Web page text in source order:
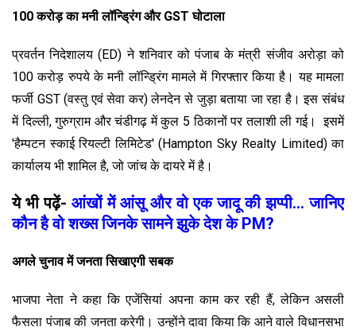
100 करोड़ का मनी लॉन्ड्रिंग और GST घोटाला
प्रवर्तन निदेशालय (ED) ने शनिवार को पंजाब के मंत्री संजीव अरोड़ा को
100 करोड़ रुपये के मनी लॉन्ड्रिंग मामले में गिरफ्तार किया है। यह मामला
फर्जी GST (वस्तु एवं सेवा कर) लेनदेन से जुड़ा बताया जा रहा है। इस संबंध
में दिल्ली, गुरुग्राम और चंडीगढ़ में कुल 5 ठिकानों पर तलाशी ली गई। इसमें
'हैम्पटन स्काई रियल्टी लिमिटेड' (Hampton Sky Realty Limited) का
कार्यालय भी शामिल है, जो जांच के दायरे में है।
ये भी पढ़ें-आंखों में आंसू और वो एक जादू की झप्पी... जानिए
कौन है वो शख्स जिनके सामने झुके देश के PM?
अगले चुनाव में जनता सिखाएगी सबक
भाजपा नेता ने कहा कि एजेंसियां अपना काम कर रही हैं, लेकिन असली
फैसला पंजाब की जनता करेगी। उन्होंने दावा किया कि आने वाले विधानसभा